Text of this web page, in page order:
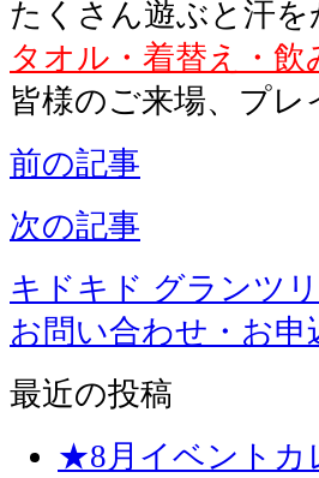
たくさん遊ぶと汗
タオル・着替え・飲
皆様のご来場、プ
前の記事
次の記事
キドキド グランツ
お問い合わせ・お
最近の投稿
★8月イベント